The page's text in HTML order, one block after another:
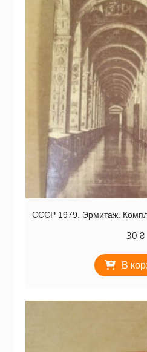
СССР 1979. Эрмитаж.
30 ₴
В